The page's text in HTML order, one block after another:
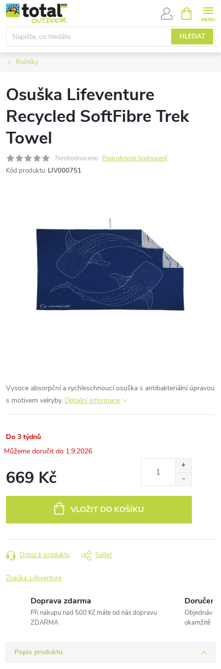
Přejít
na
obsah
HLEDAT
NÁKUPNÍ
KOŠÍK
Ručníky
Osuška Lifeventure
Recycled SoftFibre Trek
Towel
Neohodnoceno Podrobnosti hodnocení
Kód produktu: LIV000751
Vysoce absorpční a rychleschnoucí osuška s antibakteriální úpravou
s motivem velryby. Detailní informace
Do 3 týdnů
1.9.2026
669 Kč
VLOŽIT DO KOŠÍKU
Dotaz k produktu Sdílet
Značka: Lifeventure
Doprava zdarma
Při nákupu nad 500 Kč máte od nás dopravu
ZDARMA
Doručení
okamžitě
Popis produktu